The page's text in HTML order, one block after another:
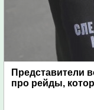
Представители
про рейды,